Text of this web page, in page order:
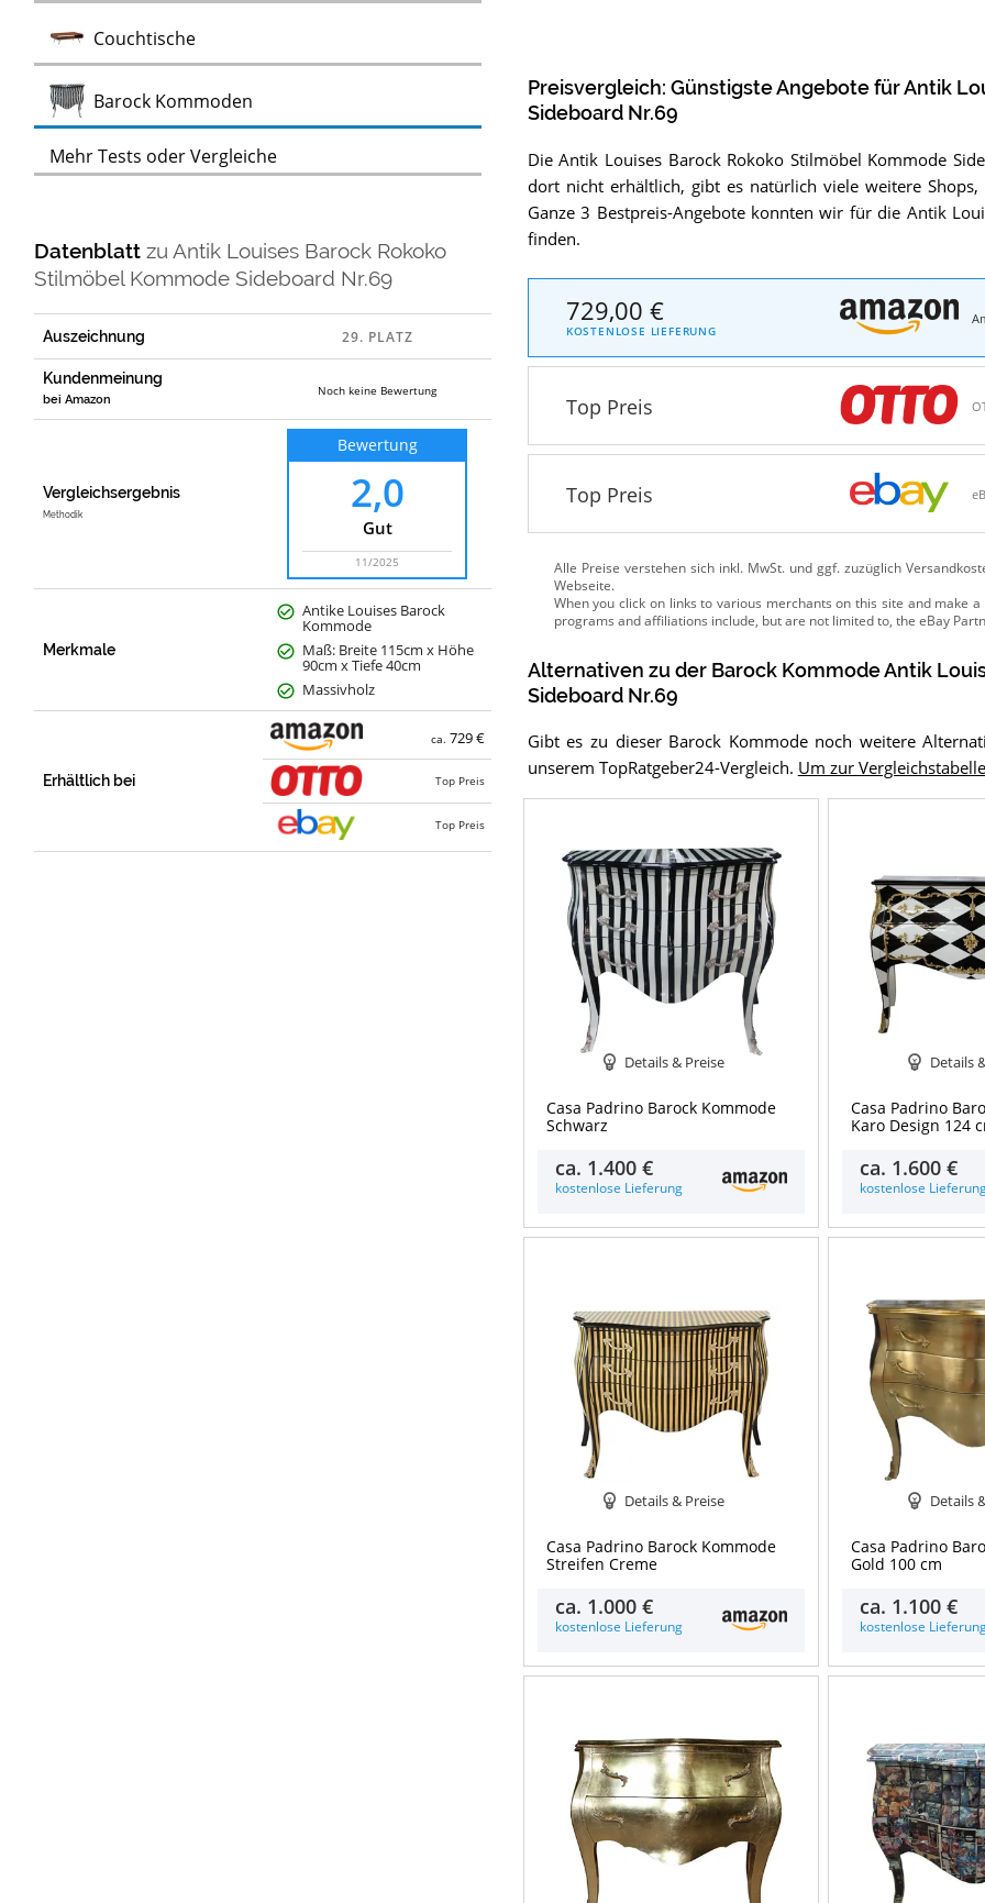
CouchtischeTest
Barock Kommoden
Mehr Tests oder Vergleiche
Datenblattzu Antik Louises Barock Rokoko
Stilmöbel Kommode Sideboard Nr.69
Auszeichnung
Kundenmeinung
bei Amazon
Noch keine Bewertung
Vergleichsergebnis
Methodik
Bewertung
2,0
Gut
11/2025
Merkmale
Antike Louises Barock
Kommode
Maß: Breite 115cm x Höhe
90cm x Tiefe 40cm
Massivholz
Erhältlich bei
ca.729 €
Top Preis
Top Preis
Preisvergleich: Günstigste Angebote fürAntik
Sideboard Nr.69
Die Antik Louises Barock Rokoko Stilmöbel Kommode
dort nicht erhältlich, gibt es natürlich viele weitere
Ganze 3 Bestpreis-Angebote konnten wir für die Antik
finden.
729,00 €
KOSTENLOSE LIEFERUNG
Top Preis
Top Preis
Alle Preise verstehen sich inkl. MwSt. und ggf. zuzüglich
Webseite.
Alternativen zu der Barock KommodeAntik
Sideboard Nr.69
Gibt es zu dieser Barock Kommode noch weitere
unserem TopRatgeber24-Vergleich. Um zur
Details & Preise
Casa Padrino Barock Kommode
Schwarz
ca. 1.400 €
kostenlose Lieferung
Details
Casa Padrino
Karo Design 124
ca. 1.600 €
kostenlose
Details & Preise
Casa Padrino Barock Kommode
Streifen Creme
ca. 1.000 €
kostenlose Lieferung
Details
Casa Padrino
Gold 100 cm
ca. 1.100 €
kostenlose